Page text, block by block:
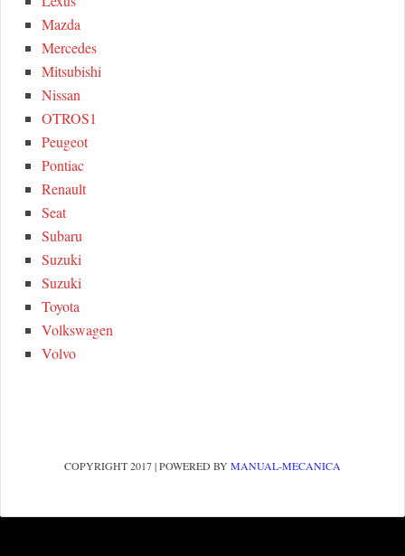
Mazda
Mercedes
Mitsubishi
Nissan
OTROS1
Peugeot
Pontiac
Renault
Seat
Subaru
Suzuki
Suzuki
Toyota
Volkswagen
Volvo
COPYRIGHT 2017 | POWERED BYMANUAL-MECANICA